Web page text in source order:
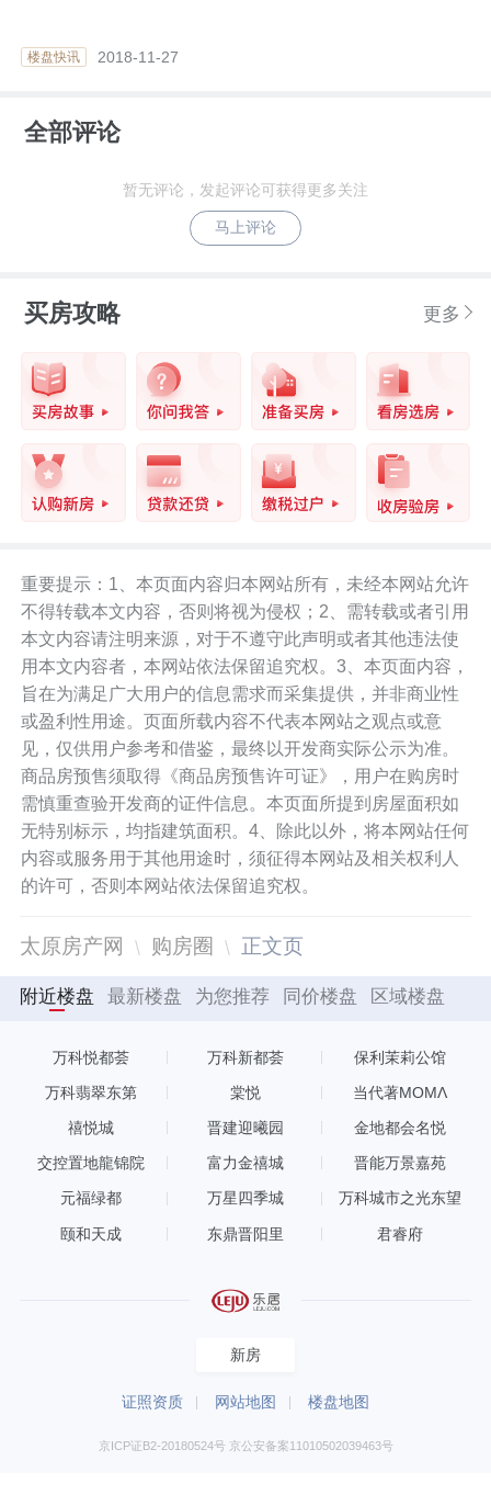
楼盘快讯 2018-11-27
全部评论
暂无评论，发起评论可获得更多关注
马上评论
买房攻略 更多
重要提示：1、本页面内容归本网站所有，未经本网站允许
不得转载本文内容，否则将视为侵权；2、需转载或者引用
本文内容请注明来源，对于不遵守此声明或者其他违法使
用本文内容者，本网站依法保留追究权。3、本页面内容，
旨在为满足广大用户的信息需求而采集提供，并非商业性
或盈利性用途。页面所载内容不代表本网站之观点或意
见，仅供用户参考和借鉴，最终以开发商实际公示为准。
商品房预售须取得《商品房预售许可证》，用户在购房时
需慎重查验开发商的证件信息。本页面所提到房屋面积如
无特别标示，均指建筑面积。4、除此以外，将本网站任何
内容或服务用于其他用途时，须征得本网站及相关权利人
的许可，否则本网站依法保留追究权。
太原房产网 购房圈 正文页
附近楼盘 最新楼盘 为您推荐 同价楼盘 区域楼盘
万科悦都荟 万科新都荟 保利茉莉公馆
万科翡翠东第 棠悦 当代著MOMΛ
禧悦城 晋建迎曦园 金地都会名悦
交控置地龍锦院 富力金禧城 晋能万景嘉苑
元福绿都 万星四季城 万科城市之光东望
颐和天成 东鼎晋阳里 君睿府
新房
证照资质 网站地图 楼盘地图
京ICP证B2-20180524号 京公安备案11010502039463号